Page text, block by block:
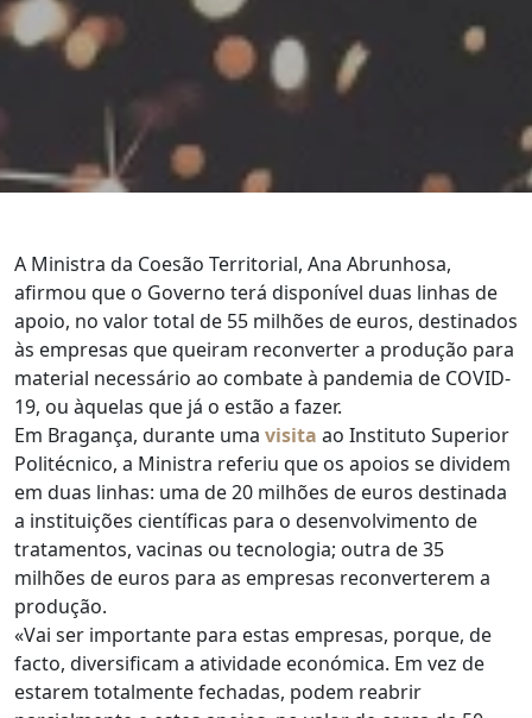
A Ministra da Coesão Territorial, Ana Abrunhosa,
afirmou que o Governo terá disponível duas linhas de
apoio, no valor total de 55 milhões de euros, destinados
às empresas que queiram reconverter a produção para
material necessário ao combate à pandemia de COVID-
19, ou àquelas que já o estão a fazer.
Em Bragança, durante uma visita ao Instituto Superior
Politécnico, a Ministra referiu que os apoios se dividem
em duas linhas: uma de 20 milhões de euros destinada
a instituições científicas para o desenvolvimento de
tratamentos, vacinas ou tecnologia; outra de 35
milhões de euros para as empresas reconverterem a
produção.
«Vai ser importante para estas empresas, porque, de
facto, diversificam a atividade económica. Em vez de
estarem totalmente fechadas, podem reabrir